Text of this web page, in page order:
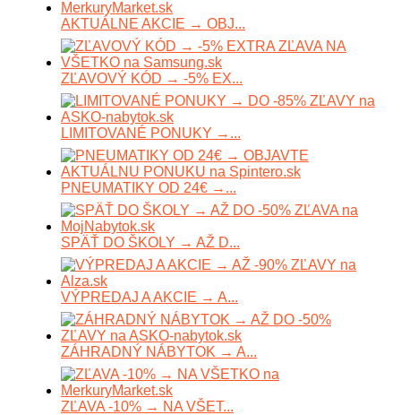
AKTUÁLNE AKCIE → OBJ...
ZĽAVOVÝ KÓD → -5% EX...
LIMITOVANÉ PONUKY →...
PNEUMATIKY OD 24€ →...
SPÄŤ DO ŠKOLY → AŽ D...
VÝPREDAJ A AKCIE → A...
ZÁHRADNÝ NÁBYTOK → A...
ZĽAVA -10% → NA VŠET...